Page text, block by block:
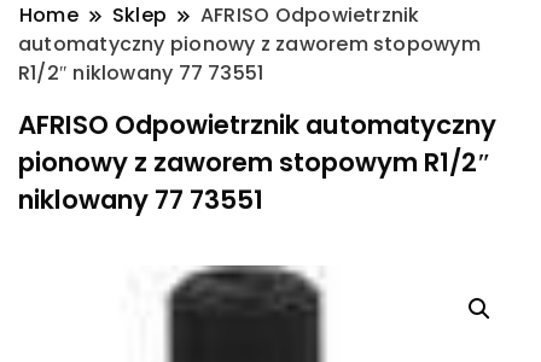
Home Sklep
AFRISO Odpowietrznik
automatyczny pionowy z zaworem stopowym
R1/2″ niklowany 77 73551
AFRISO Odpowietrznik automatyczny
pionowy z zaworem stopowym R1/2″
niklowany 77 73551